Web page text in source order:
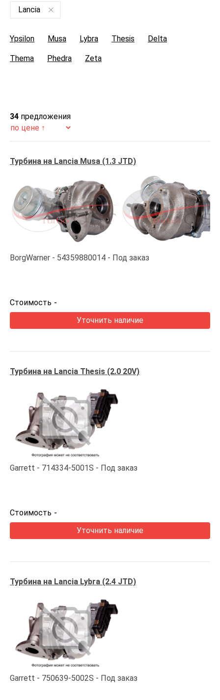
Lancia
Ypsilon Musa Lybra Thesis Delta
Thema Phedra Zeta
34 предложения
Турбина на Lancia Musa (1.3 JTD)
BorgWarner 54359880014 Под заказ
Стоимость -
Уточнить наличие
Турбина на Lancia Thesis (2.0 20V)
Garrett 714334-5001S Под заказ
Стоимость -
Уточнить наличие
Турбина на Lancia Lybra (2.4 JTD)
Garrett 750639-5002S Под заказ